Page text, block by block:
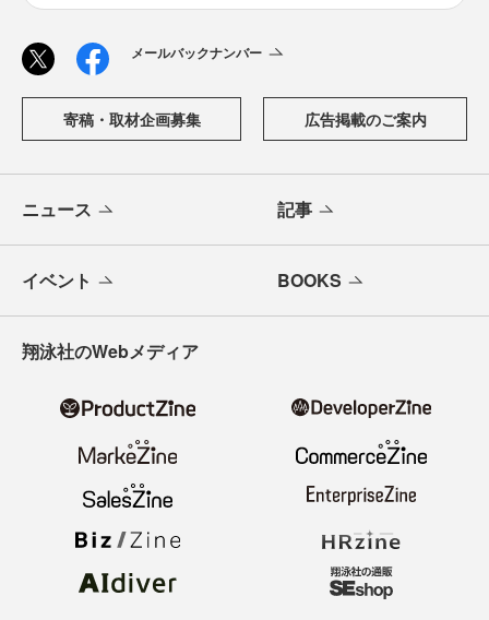
メールバックナンバー
寄稿・取材企画募集 広告掲載のご案内
ニュース 記事
イベント BOOKS
翔泳社のWebメディア